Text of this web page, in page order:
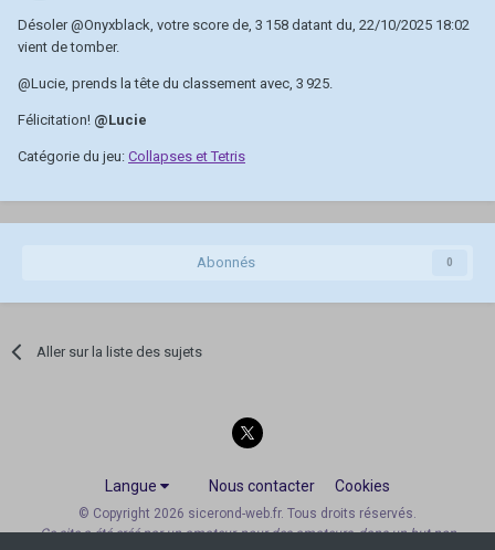
Désoler@Onyxblack , votre score de, 3 158 datant du, 22/10/2025 18:02
vient de tomber.
@Lucie , prends la tête du classement avec, 3 925.
Félicitation! @Lucie
Catégorie du jeu: Collapses et Tetris
Abonnés 0
Aller sur la liste des sujets
Langue Nous contacter Cookies
© Copyright 2026 sicerond-web.fr. Tous droits réservés.
Ce site a été créé par un amateur, pour des amateurs, dans un but non